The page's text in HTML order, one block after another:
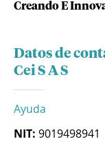
Creando E
Datos de
Cei S A S
Ayuda
NIT: 9019498941